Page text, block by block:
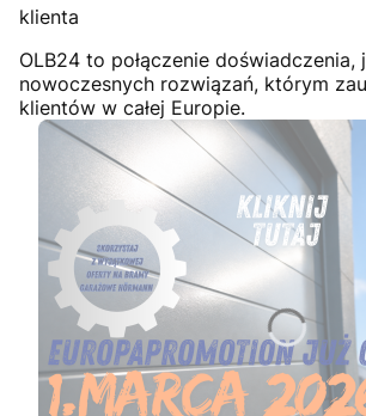
klienta
OLB24 to połączenie doświadczenia,
nowoczesnych rozwiązań, którym
klientów w całej Europie.